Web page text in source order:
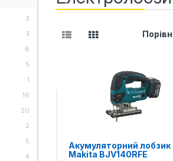
3
3
6
5
1
16
20
2
5
4
Акумуляторний лобзик
Makita BJV140RFE